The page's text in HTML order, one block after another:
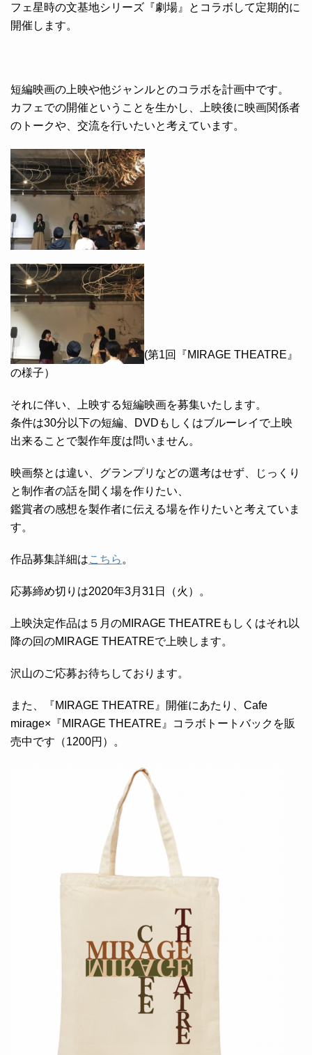
フェ星時の文基地シリーズ『劇場』とコラボして定期的に
開催します。
短編映画の上映や他ジャンルとのコラボを計画中です。
カフェでの開催ということを生かし、上映後に映画関係者
のトークや、交流を行いたいと考えています。
(第1回『MIRAGE THEATRE』
の様子）
それに伴い、上映する短編映画を募集いたします。
条件は30分以下の短編、DVDもしくはブルーレイで上映
出来ることで製作年度は問いません。
映画祭とは違い、グランプリなどの選考はせず、じっくり
と制作者の話を聞く場を作りたい、
鑑賞者の感想を製作者に伝える場を作りたいと考えていま
す。
作品募集詳細はこちら 。
応募締め切りは2020年3月31日（火）。
上映決定作品は５月のMIRAGE THEATREもしくはそれ以
降の回のMIRAGE THEATREで上映します。
沢山のご応募お待ちしております。
また、『MIRAGE THEATRE』開催にあたり、Cafe
mirage×『MIRAGE THEATRE』コラボトートバックを販
売中です（1200円）。